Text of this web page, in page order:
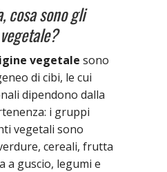
cosa sono gli
vegetale sono
di cibi, le cui
dipendono dalla
i gruppi
vegetali sono
cereali, frutta
a guscio, legumi e